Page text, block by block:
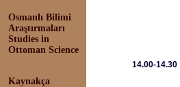
Osmanlı Bilimi
Araştırmaları
Studies in
Ottoman Science
Kaynakça
14.00-14.30